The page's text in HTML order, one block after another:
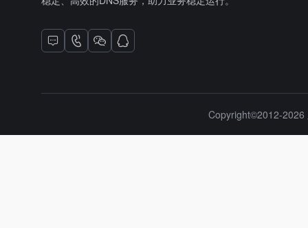
Copyright©2012-2026